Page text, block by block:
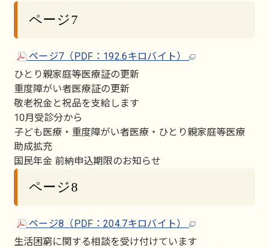
ページ7
ページ7（PDF：192.6キロバイト）
ひとり親家庭等医療証の更新
重度障がい者医療証の更新
敬老祝金と祝品を支給します
10月受診分から
子ども医療・重度障がい者医療・ひとり親家庭等医療
助成拡充
国民年金 前納申込期限のお知らせ
ページ8
ページ8（PDF：204.7キロバイト）
生活困窮に関する相談を受け付けています